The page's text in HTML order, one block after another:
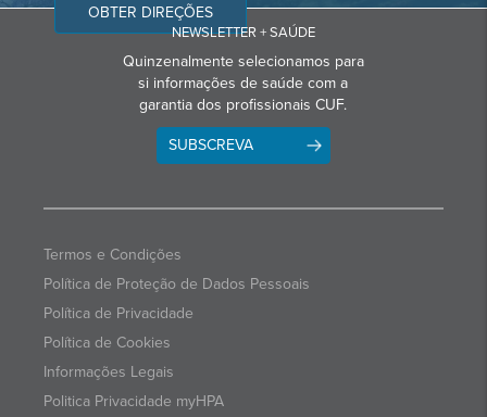
OBTER DIREÇÕES
NEWSLETTER + SAÚDE
Quinzenalmente selecionamos para
si informações de saúde com a
garantia dos profissionais CUF.
SUBSCREVA
Termos e Condições
Política de Proteção de Dados Pessoais
Política de Privacidade
Política de Cookies
Informações Legais
Politica Privacidade myHPA